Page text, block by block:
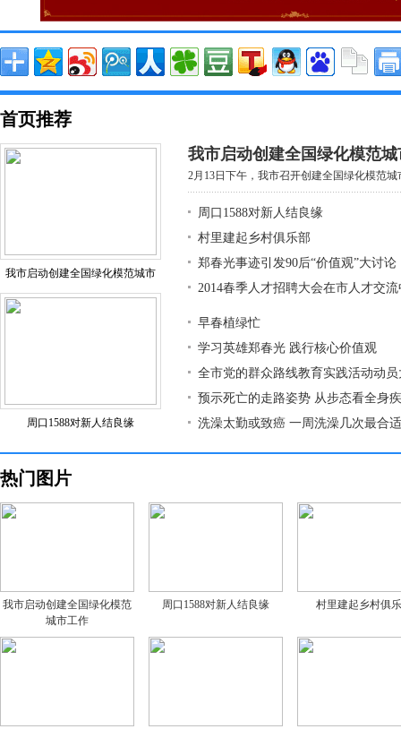
首页推荐
我市启动创建全国绿化模范城市
周口1588对新人结良缘
我市启动创建全国绿化模范
2月13日下午，我市召开创建全国绿化模范
周口1588对新人结良缘
村里建起乡村俱乐部
郑春光事迹引发90后“价值观”大讨论
2014春季人才招聘大会在市人才交
早春植绿忙
学习英雄郑春光 践行核心价值观
全市党的群众路线教育实践活动动
预示死亡的走路姿势 从步态看全身
洗澡太勤或致癌 一周洗澡几次最合适
热门图片
我市启动创建全国绿化模范
城市工作
周口1588对新人结良缘 村里建起乡村俱